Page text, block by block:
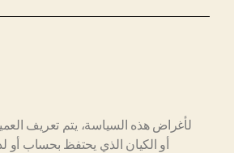
لأغراض هذه السياسة، يتم تعريف
أو الكيان الذي يحتفظ بحساب أو